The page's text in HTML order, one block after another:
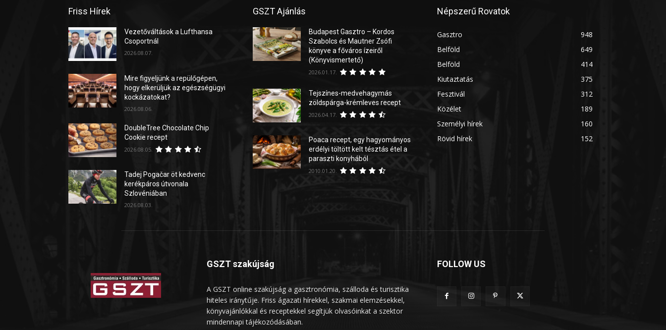
Friss Hírek
Vezetőváltások a Lufthansa
Csoportnál
2026.08.07.
Mire figyeljünk a repülőgépen,
hogy elkerüljük az egészségügyi
kockázatokat?
2026.08.06.
DoubleTree Chocolate Chip
Cookie recept
2026.08.05.
Tadej Pogačar öt kedvenc
kerékpáros útvonala
Szlovéniában
2026.08.03.
GSZT Ajánlás
Budapest Gasztro – Kordos
Szabolcs és Mautner Zsófi
könyve a főváros ízeiről
(Könyvismertető)
2026.01.17.
Tejszínes-medvehagymás
zöldspárga-krémleves recept
2026.04.17.
Poaca recept, egy hagyományos
erdélyi töltött kelt tésztás étel a
paraszti konyhából
2010.01.20.
Népszerű Rovatok
Gasztro
948
Belföld
649
Belföld
414
Kiutaztatás
375
Fesztivál
312
Közélet
189
Személyi hírek
160
Rövid hírek
152
GSZT szakújság
A GSZT online szakújság a gasztronómia, szálloda és turisztika
hiteles iránytűje. Friss ágazati hírekkel, szakmai elemzésekkel,
könyvajánlókkal és receptekkel segítjük olvasóinkat a szektor
mindennapi tájékozódásában.
FOLLOW US